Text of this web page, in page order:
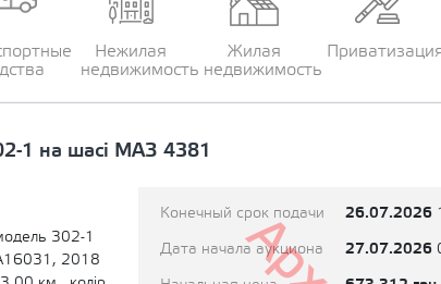
Нежилая
недвижимость
Жилая
недвижимость
1 на шасі МАЗ 4381
302-1
2018
Конечный срок подачи 26.07.2026
Дата начала аукциона
27.07.2026